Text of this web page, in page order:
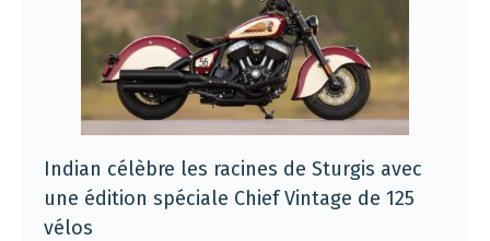
Indian célèbre les racines de Sturgis avec
une édition spéciale Chief Vintage de 125
vélos